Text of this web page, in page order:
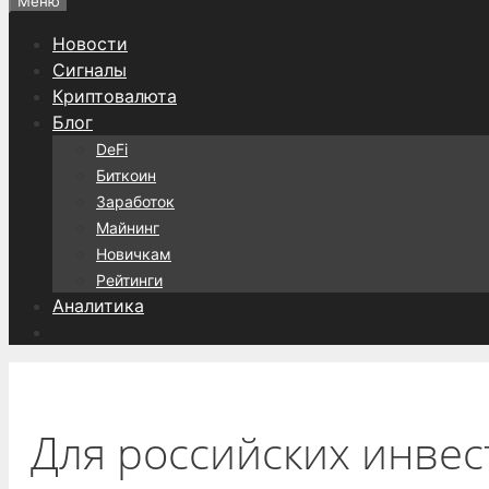
Новости
Сигналы
Криптовалюта
Блог
DeFi
Биткоин
Заработок
Майнинг
Новичкам
Рейтинги
Аналитика
Для российских